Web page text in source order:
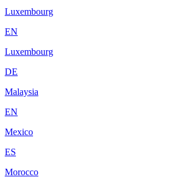
Luxembourg
EN
Luxembourg
DE
Malaysia
EN
Mexico
ES
Morocco